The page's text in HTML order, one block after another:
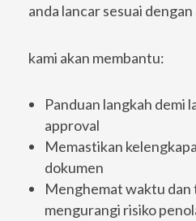
anda lancar sesuai
kami akan membantu:
Panduan langkah demi
approval
Memastikan
dokumen
Menghemat waktu dan
mengurangi risiko